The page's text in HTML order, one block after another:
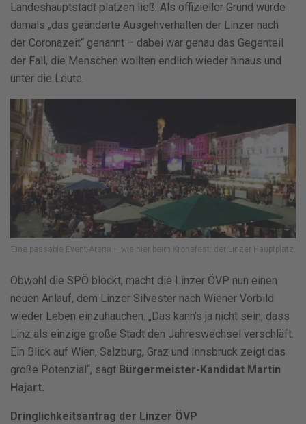
Landeshauptstadt platzen ließ. Als offizieller Grund wurde
damals „das geänderte Ausgehverhalten der Linzer nach
der Coronazeit“ genannt – dabei war genau das Gegenteil
der Fall, die Menschen wollten endlich wieder hinaus und
unter die Leute.
Eine passable Event-Arena – wie hier beim Kronefest: der Linzer Hauptplatz.
Obwohl die SPÖ blockt, macht die Linzer ÖVP nun einen
neuen Anlauf, dem Linzer Silvester nach Wiener Vorbild
wieder Leben einzuhauchen. „Das kann’s ja nicht sein, dass
Linz als einzige große Stadt den Jahreswechsel verschläft.
Ein Blick auf Wien, Salzburg, Graz und Innsbruck zeigt das
große Potenzial“, sagt Bürgermeister-Kandidat Martin
Hajart.
Dringlichkeitsantrag der Linzer ÖVP